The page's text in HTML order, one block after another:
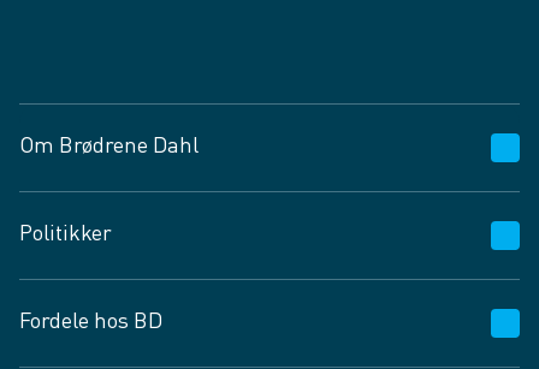
Om Brødrene Dahl
Vagttelefon 30 10 89 89
Spørgsmål og svar
Job og karriere
Politikker
Privatlivspolitik
Fordele hos BD